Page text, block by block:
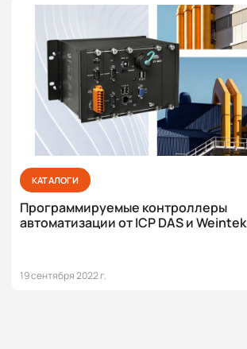
КАТАЛОГИ
Программируемые контроллеры
автоматизации от ICP DAS и Weintek
19 сентября 2022 г.